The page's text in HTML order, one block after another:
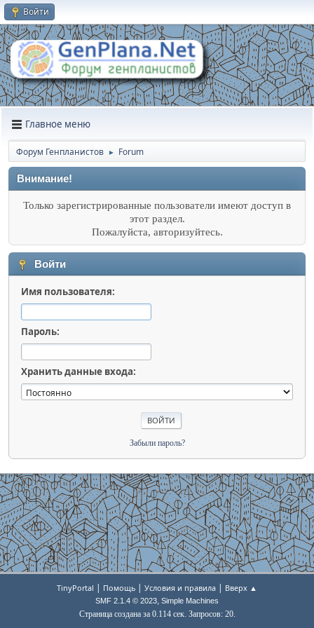
Войти
Главное меню
Форум Генпланистов ► Forum
Внимание!
Только зарегистрированные пользователи имеют доступ в
этот раздел.
Пожалуйста, авторизуйтесь.
Войти
Имя пользователя:
Пароль:
Хранить данные входа:
Забыли пароль?
TinyPortal | Помощь | Условия и правила | Вверх ▲
SMF 2.1.4 © 2023, Simple Machines
Страница создана за 0.114 сек. Запросов: 20.